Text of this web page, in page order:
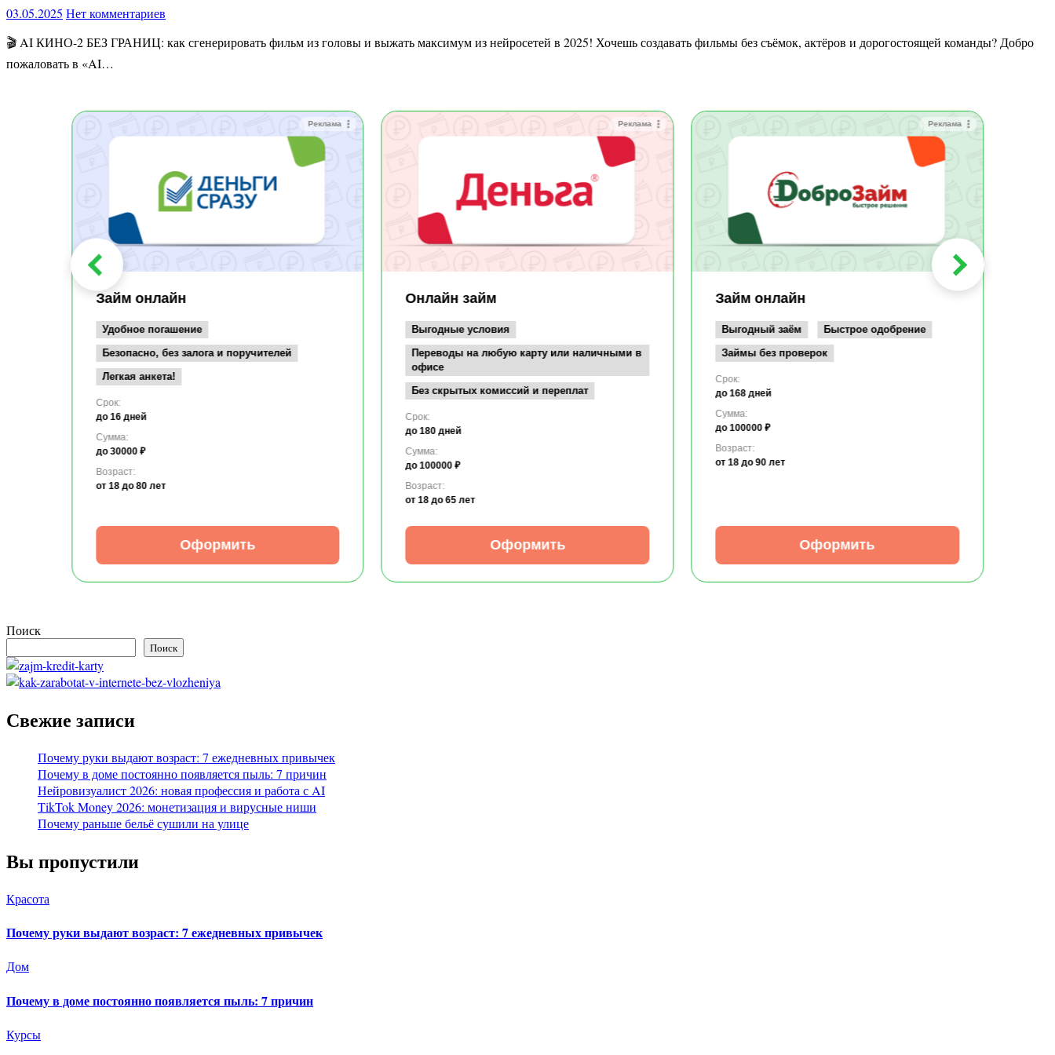
03.05.2025 Нет комментариев
🎬 AI КИНО-2 БЕЗ ГРАНИЦ: как сгенерировать фильм из головы и выжать максимум из нейросетей в 2025! Хочешь создавать фильмы без съёмок, актёров и дорогостоящей команды? Добро
пожаловать в «AI…
Реклама
Займ онлайн
Удобное погашение
Безопасно, без залога и поручителей
Легкая анкета!
Срок:
до 16 дней
Сумма:
до 30000 ₽
Возраст:
от 18 до 80 лет
Оформить
Реклама
Онлайн займ
Выгодные условия
Переводы на любую карту или наличными в
офисе
Без скрытых комиссий и переплат
Срок:
до 180 дней
Сумма:
до 100000 ₽
Возраст:
от 18 до 65 лет
Оформить
Реклама
Займ онлайн
Выгодный заём
Быстрое одобрение
Займы без проверок
Срок:
до 168 дней
Сумма:
до 100000 ₽
Возраст:
от 18 до 90 лет
Оформить
Поиск
Поиск
Свежие записи
Почему руки выдают возраст: 7 ежедневных привычек
Почему в доме постоянно появляется пыль: 7 причин
Нейровизуалист 2026: новая профессия и работа с AI
TikTok Money 2026: монетизация и вирусные ниши
Почему раньше бельё сушили на улице
Вы пропустили
Красота
Почему руки выдают возраст: 7 ежедневных привычек
Дом
Почему в доме постоянно появляется пыль: 7 причин
Курсы